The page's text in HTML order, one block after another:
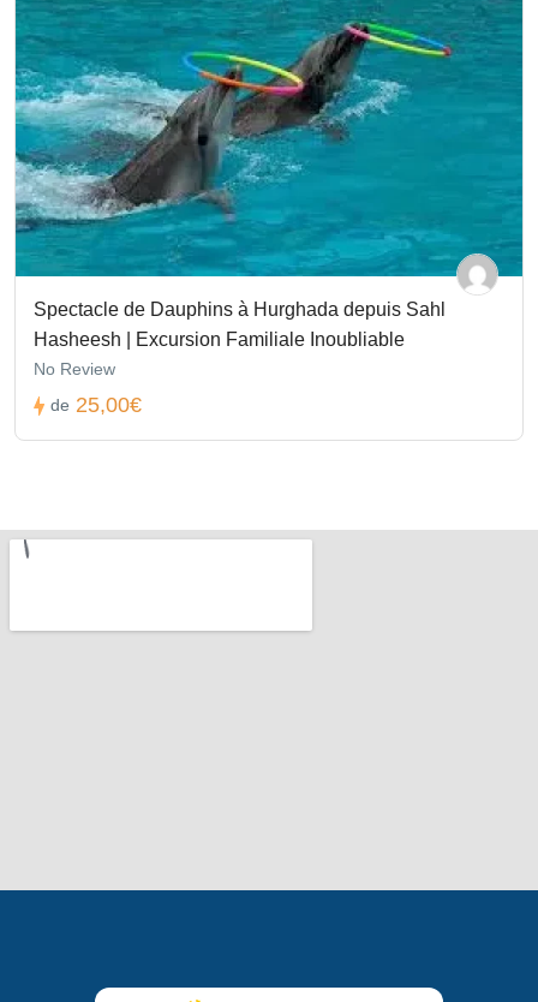
Spectacle de Dauphins à Hurghada depuis Sahl
Hasheesh | Excursion Familiale Inoubliable
No Review
de 25,00€